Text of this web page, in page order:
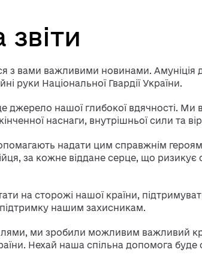
з вами важливими новинами. Амуніція
руки Національної Гвардії України.
це джерело нашої глибокої вдячності. Ми
наснаги, внутрішньої сили та
надати цим справжнім
за кожне віддане серце, що ризикує
на сторожі нашої країни,
нашим захисникам.
ми зробили можливим важливий
Нехай наша спільна допомога